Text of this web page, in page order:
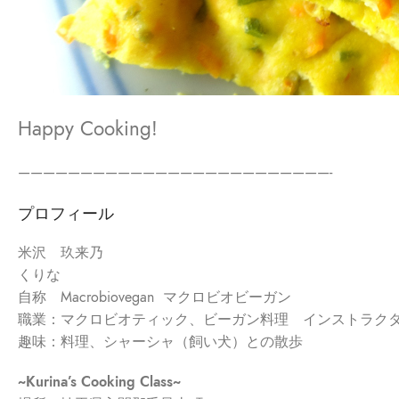
Happy Cooking!
—————————————————————————-
プロフィール
米沢 玖来乃
くりな
自称 Macrobiovegan マクロビオビーガン
職業：マクロビオティック、ビーガン料理 インストラク
趣味：料理、シャーシャ（飼い犬）との散歩
~Kurina’s Cooking Class~